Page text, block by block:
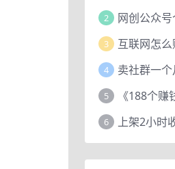
2
3
4 卖社群一
5
6